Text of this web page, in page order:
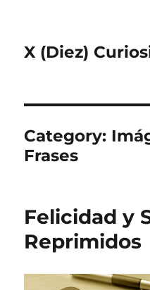
X (Diez)
Category:
Frases
Felicidad y
Reprimidos